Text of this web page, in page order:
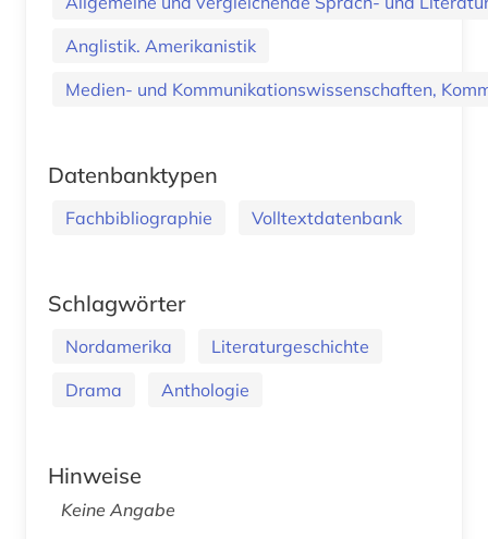
Anglistik. Amerikanistik
Medien- und Kommunikationswissenschaften,
Datenbanktypen
Fachbibliographie Volltextdatenbank
Schlagwörter
Nordamerika
Literaturgeschichte
Drama
Anthologie
Hinweise
Keine Angabe